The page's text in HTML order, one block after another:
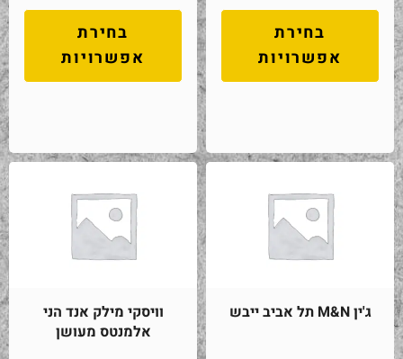
בחירת
אפשרויות
בחירת
אפשרויות
ג'ין M&N תל אביב ייבש
וויסקי מילק אנד הני
אלמנטס מעושן